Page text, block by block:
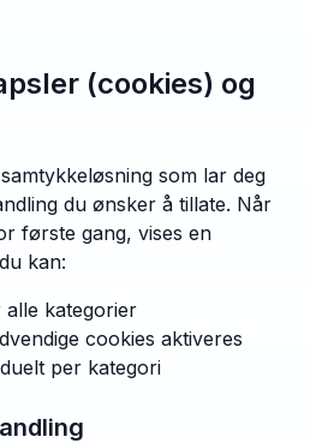
(cookies) og
som lar deg
du ønsker å tillate. Når
første gang, vises en
kan:
alle kategorier
cookies aktiveres
per kategori